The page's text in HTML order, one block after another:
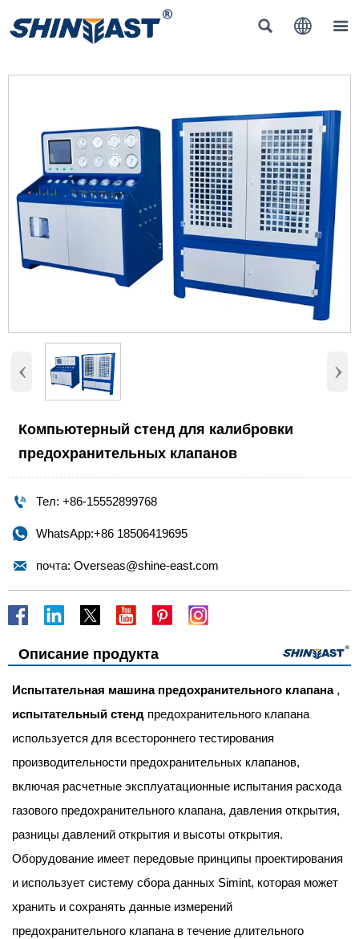
  
‹ ›
Компьютерный стенд для калибровки
предохранительных клапанов
 Тел: +86-15552899768
 WhatsApp:+86 18506419695
 почта: Overseas@shine-east.com
Описание продукта
Испытательная машина предохранительного клапана,
испытательный стенд предохранительного клапана
используется для всестороннего тестирования
производительности предохранительных клапанов,
включая расчетные эксплуатационные испытания расхода
газового предохранительного клапана, давления открытия,
разницы давлений открытия и высоты открытия.
Оборудование имеет передовые принципы проектирования
и использует систему сбора данных Simint, которая может
хранить и сохранять данные измерений
предохранительного клапана в течение длительного